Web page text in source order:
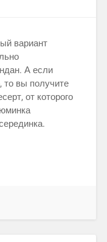
вариант
А если
то вы получите
от которого